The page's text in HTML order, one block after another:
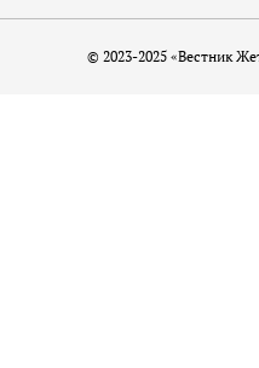
© 2023-2025 «Вестник